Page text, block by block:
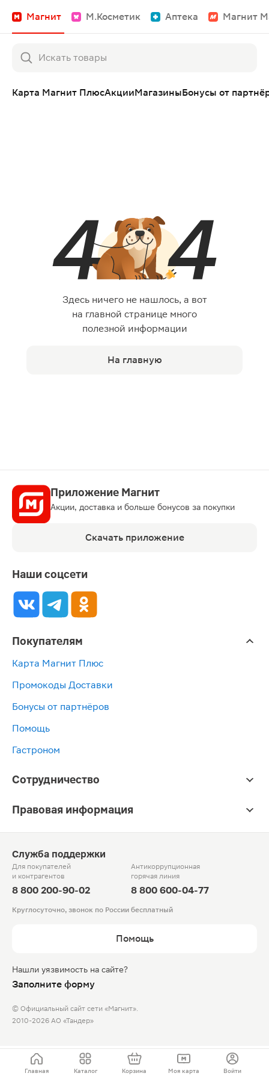
Магнит М.Косметик Аптека Магнит
Карта Магнит ПлюсАкцииМагазиныБонусы от
Здесь ничего не нашлось, а вот
на главной странице много
полезной информации
На главную
Приложение Магнит
Акции, доставка и больше бонусов за покупки
Скачать приложение
Наши соцсети
Покупателям
Карта Магнит Плюс
Промокоды Доставки
Бонусы от партнёров
Помощь
Гастроном
Сотрудничество
Правовая информация
Служба поддержки
Для покупателей
и контрагентов
8 800 200-90-02
Антикоррупционная
горячая линия
8 800 600-04-77
Круглосуточно, звонок по России бесплатный
Помощь
Нашли уязвимость на сайте?
Заполните форму
© Официальный сайт сети «Магнит».
2010-2026 АО «Тандер»
Главная Каталог Корзина Моя карта Войти